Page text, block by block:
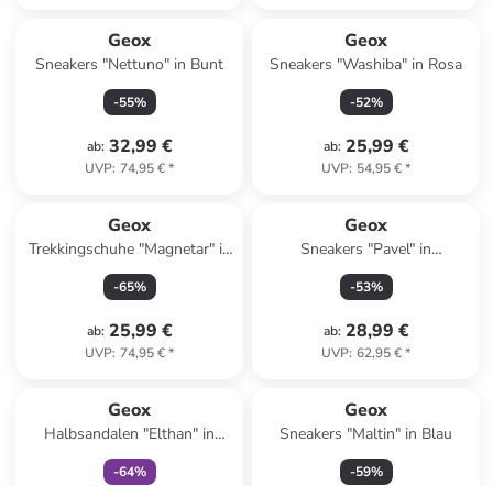
Geox
Sneakers "Nettuno" in Bunt
-55%
ab: 32,99 €
UVP: 74,95 €*
Geox
Sneakers "Washiba" in Rosa
-52%
ab: 25,99 €
UVP: 54,95 €*
Geox
Trekkingschuhe "Magnetar" in
Schwarz/ Gelb
-65%
ab: 25,99 €
UVP: 74,95 €*
Geox
Sneakers "Pavel" in
Dunkelblau
-53%
ab: 28,99 €
UVP: 62,95 €*
Geox
Halbsandalen "Elthan" in
Blau/ Orange
-64%
Geox
Sneakers "Maltin" in Blau
-59%